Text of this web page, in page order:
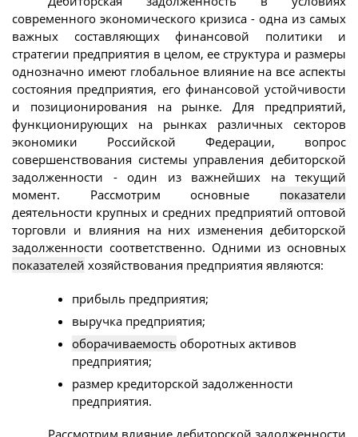
современного экономического кризиса - одна из самых
важных составляющих финансовой политики и
стратегии предприятия в целом, ее структура и размеры
однозначно имеют глобальное влияние на все аспекты
состояния предприятия, его финансовой устойчивости
и позиционирования на рынке. Для предприятий,
функционирующих на рынках различных секторов
экономики Российской Федерации, вопрос
совершенствования системы управления дебиторской
задолженности - один из важнейших на текущий
момент. Рассмотрим основные показатели
деятельности крупных и средних предприятий оптовой
торговли и влияния на них изменения дебиторской
задолженности соответственно. Одними из основных
показателей хозяйствования предприятия являются:
прибыль предприятия;
выручка предприятия;
оборачиваемость оборотных активов
предприятия;
размер кредиторской задолженности
предприятия.